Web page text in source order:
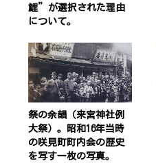
鯉”が選択された理由
について。
祭の余韻（来宮神社例
大祭）。昭和16年当時
の咲見町町内会の歴史
を写す一枚の写真。